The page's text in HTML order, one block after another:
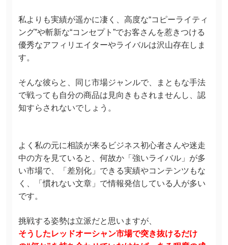
私よりも実績が遥かに凄く、高度な“コピーライティ
ング”や斬新な“コンセプト”でお客さんを惹きつける
優秀なアフィリエイターやライバルは沢山存在しま
す。
そんな彼らと、同じ市場ジャンルで、まともな手法
で戦っても自分の商品は見向きもされませんし、認
知すらされないでしょう。
よく私の元に相談が来るビジネス初心者さんや迷走
中の方を見ていると、何故か「強いライバル」が多
い市場で、「差別化」できる実績やコンテンツもな
く、「慣れない文章」で情報発信している人が多い
です。
挑戦する姿勢は立派だと思いますが、
そうしたレッドオーシャン市場で突き抜けるだけ